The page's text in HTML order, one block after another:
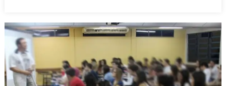
gratuitas
e
para
estudantes